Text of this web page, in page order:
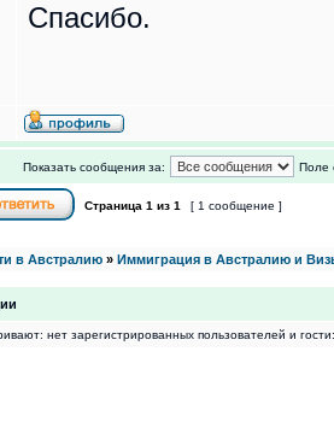
Спасибо.
Показать сообщения за: Поле
Страница 1 из 1 [ 1 сообщение ]
в Австралию » Иммиграция в Австралию и
нет зарегистрированных пользователей и